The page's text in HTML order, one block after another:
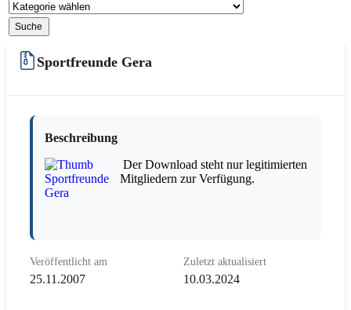
Sportfreunde Gera
Beschreibung
Der Download steht nur legitimierten
Mitgliedern zur Verfügung.
Veröffentlicht am
25.11.2007
Zuletzt aktualisiert
10.03.2024